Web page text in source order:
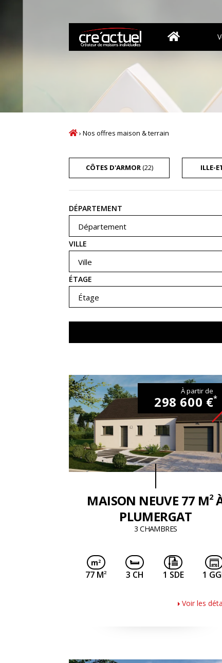
›Nos offres maison & terrain
CÔTES D'ARMOR(22) ILLE-
Recherche
DÉPARTEMENT
Département
VILLE
Ville
ÉTAGE
Étage
MAISON NEUVE 77 M2
PLUMERGAT
3 CHAMBRES
À partir de
298 600 €*
77 M2 3 CH 1 SDE 1
Voir les